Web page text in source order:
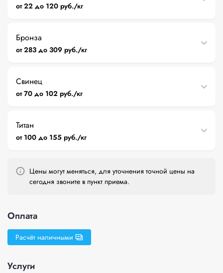
от 22 до 120 руб./кг
Бронза
от 283 до 309 руб./кг
Свинец
от 70 до 102 руб./кг
Титан
от 100 до 155 руб./кг
Цены могут меняться, для уточнения точной цены на
сегодня звоните в пункт приема.
Оплата
Расчёт наличными
Услуги